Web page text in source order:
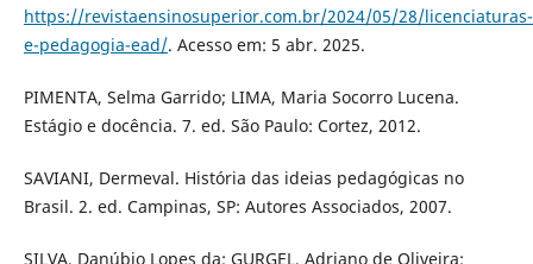
https://revistaensinosuperior.com.br/2024/05/28/licenciaturas-
e-pedagogia-ead/. Acesso em: 5 abr. 2025.
PIMENTA, Selma Garrido; LIMA, Maria Socorro Lucena.
Estágio e docência. 7. ed. São Paulo: Cortez, 2012.
SAVIANI, Dermeval. História das ideias pedagógicas no
Brasil. 2. ed. Campinas, SP: Autores Associados, 2007.
SILVA, Danúbio Lopes da; GURGEL, Adriano de Oliveira;